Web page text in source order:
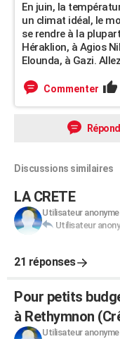
En juin, la
un climat idéal, le
se rendre à la
Héraklion, à Agios
Elounda, à Gazi.
Commenter
Discussions similaires
LA CRETE
Utilisateur anonyme
Utilisateur
21 réponses
Pour petits
à Rethymnon
Utilisateur anonyme